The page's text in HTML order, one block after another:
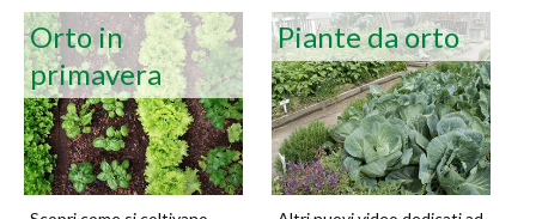
Orto in
primavera
Piante da orto